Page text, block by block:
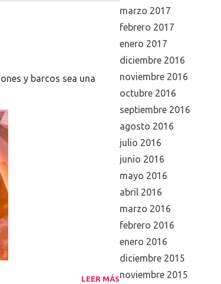
y barcos sea una
LEER MÁS
marzo 2017
febrero 2017
enero 2017
diciembre 2016
noviembre 2016
octubre 2016
septiembre 2016
agosto 2016
julio 2016
junio 2016
mayo 2016
abril 2016
marzo 2016
febrero 2016
enero 2016
diciembre 2015
noviembre 2015